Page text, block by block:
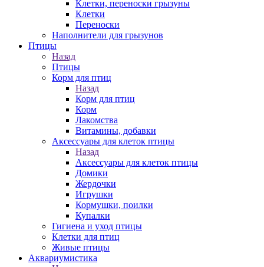
Клетки, переноски грызуны
Клетки
Переноски
Наполнители для грызунов
Птицы
Назад
Птицы
Корм для птиц
Назад
Корм для птиц
Корм
Лакомства
Витамины, добавки
Аксессуары для клеток птицы
Назад
Аксессуары для клеток птицы
Домики
Жердочки
Игрушки
Кормушки, поилки
Купалки
Гигиена и уход птицы
Клетки для птиц
Живые птицы
Аквариумистика